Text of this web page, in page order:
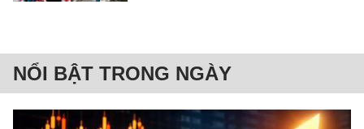
NỔI BẬT TRONG NGÀY